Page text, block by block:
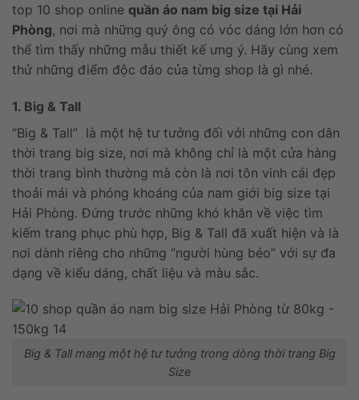
top 10 shop online quần áo nam big size tại Hải
Phòng, nơi mà những quý ông có vóc dáng lớn hơn có
thể tìm thấy những mẫu thiết kế ưng ý. Hãy cùng xem
thử những điểm độc đáo của từng shop là gì nhé.
1. Big & Tall
“Big & Tall” là một hệ tư tưởng đối với những con dân
thời trang big size, nơi mà không chỉ là một cửa hàng
thời trang bình thường mà còn là nơi tôn vinh cái đẹp
thoải mái và phóng khoáng của nam giới big size tại
Hải Phòng. Đứng trước những khó khăn về việc tìm
kiếm trang phục phù hợp, Big & Tall đã xuất hiện và là
nơi dành riêng cho những “người hùng béo” với sự đa
dạng về kiểu dáng, chất liệu và màu sắc.
Big & Tall mang một hệ tư tưởng trong dòng thời trang Big
Size